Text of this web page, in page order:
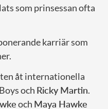
som prinsessan ofta
karriär som
åt internationella
och Ricky Martin.
och Maya Hawke